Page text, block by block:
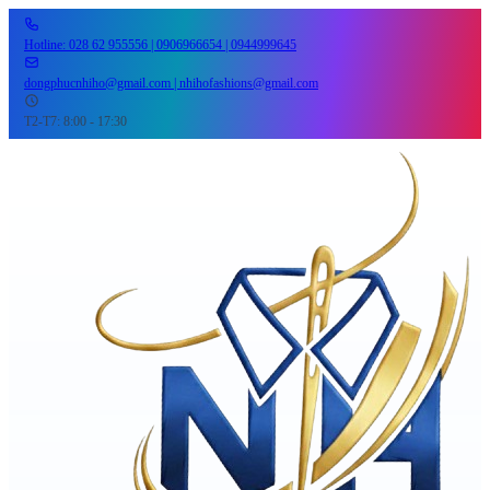
Hotline: 028 62 955556 | 0906966654 | 0944999645
dongphucnhiho@gmail.com | nhihofashions@gmail.com
T2-T7: 8:00 - 17:30